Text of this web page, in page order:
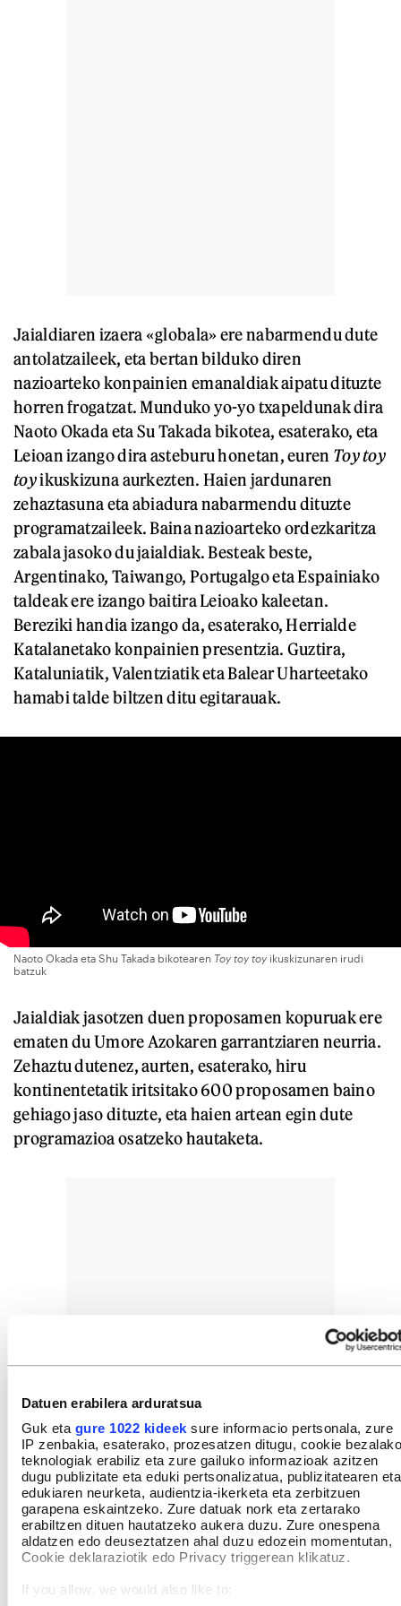
Datuen erabilera arduratsua
Guk eta gure 1022 kideek sure informacio pertsonala, zure
IP zenbakia, esaterako, prozesatzen ditugu, cookie bezalako
teknologiak erabiliz eta zure gailuko informazioak azitzen
dugu publizitate eta eduki pertsonalizatua, publizitatearen eta
edukiaren neurketa, audientzia-ikerketa eta zerbitzuen
garapena eskaintzeko. Zure datuak nork eta zertarako
erabiltzen dituen hautatzeko aukera duzu. Zure onespena
aldatzen edo deuseztatzen ahal duzu edozein momentutan,
Cookie deklaraziotik edo Privacy triggerean klikatuz.
If you allow, we would also like to:
Jaialdiaren izaera «globala» ere nabarmendu dute
antolatzaileek, eta bertan bilduko diren
nazioarteko konpainien emanaldiak aipatu dituzte
horren frogatzat. Munduko yo-yo txapeldunak dira
Naoto Okada eta Su Takada bikotea, esaterako, eta
Leioan izango dira asteburu honetan, euren Toy toy
toyikuskizuna aurkezten. Haien jardunaren
zehaztasuna eta abiadura nabarmendu dituzte
programatzaileek. Baina nazioarteko ordezkaritza
zabala jasoko du jaialdiak. Besteak beste,
Argentinako, Taiwango, Portugalgo eta Espainiako
taldeak ere izango baitira Leioako kaleetan.
Bereziki handia izango da, esaterako, Herrialde
Katalanetako konpainien presentzia. Guztira,
Kataluniatik, Valentziatik eta Balear Uharteetako
hamabi talde biltzen ditu egitarauak.
Naoto Okada eta Shu Takada bikotearen Toy toy toy ikuskizunaren irudi
batzuk
Jaialdiak jasotzen duen proposamen kopuruak ere
ematen du Umore Azokaren garrantziaren neurria.
Zehaztu dutenez, aurten, esaterako, hiru
kontinentetatik iritsitako 600 proposamen baino
gehiago jaso dituzte, eta haien artean egin dute
programazioa osatzeko hautaketa.